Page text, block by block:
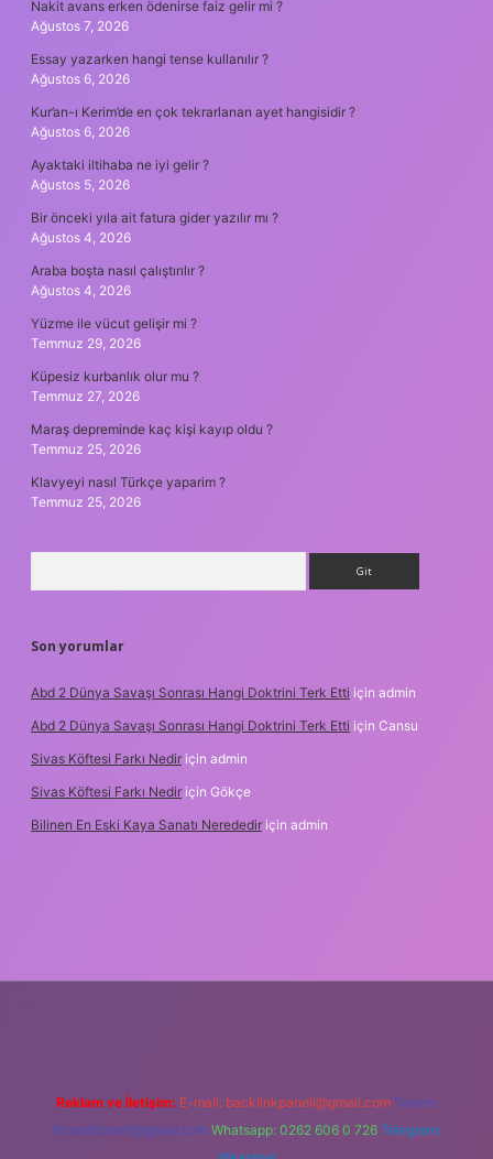
Nakit avans erken ödenirse faiz gelir mi ?
Ağustos 7, 2026
Essay yazarken hangi tense kullanılır ?
Ağustos 6, 2026
Kur’an-ı Kerim’de en çok tekrarlanan ayet hangisidir ?
Ağustos 6, 2026
Ayaktaki iltihaba ne iyi gelir ?
Ağustos 5, 2026
Bir önceki yıla ait fatura gider yazılır mı ?
Ağustos 4, 2026
Araba boşta nasıl çalıştırılır ?
Ağustos 4, 2026
Yüzme ile vücut gelişir mi ?
Temmuz 29, 2026
Küpesiz kurbanlık olur mu ?
Temmuz 27, 2026
Maraş depreminde kaç kişi kayıp oldu ?
Temmuz 25, 2026
Klavyeyi nasıl Türkçe yaparim ?
Temmuz 25, 2026
Son yorumlar
Abd 2 Dünya Savaşı Sonrası Hangi Doktrini Terk Etti için admin
Abd 2 Dünya Savaşı Sonrası Hangi Doktrini Terk Etti için Cansu
Sivas Köftesi Farkı Nedir için admin
Sivas Köftesi Farkı Nedir için Gökçe
Bilinen En Eski Kaya Sanatı Nerededir için admin
Reklam ve İletişim: E-mail: backlinkpaneli@gmail.com Teams:
forumhizmeti@gmail.com Whatsapp: 0262 606 0 726 Telegram: